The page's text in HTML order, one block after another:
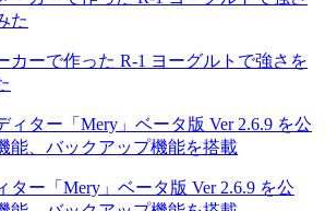
カーで作った R-1 ヨーグルトで強さを
ター「Mery」ベータ版 Ver 2.6.9 を公